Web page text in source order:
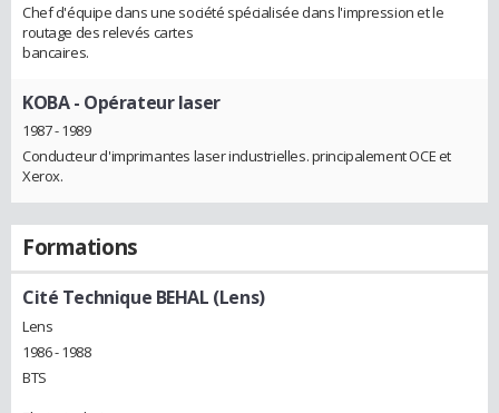
Chef d'équipe dans une société spécialisée dans l'impression et le
routage des relevés cartes
bancaires.
KOBA- Opérateur laser
1987 - 1989
Conducteur d'imprimantes laser industrielles. principalement OCE et
Xerox.
Formations
Cité Technique BEHAL (Lens)
Lens
1986 - 1988
BTS